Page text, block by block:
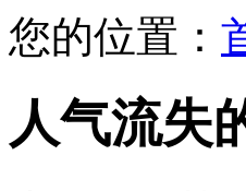
您的位置：
人气流失